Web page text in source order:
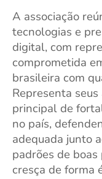
A associação
tecnologias e
digital, com
comprometida
brasileira com
Representa
principal de
no país,
adequada junto
padrões de
cresça de forma